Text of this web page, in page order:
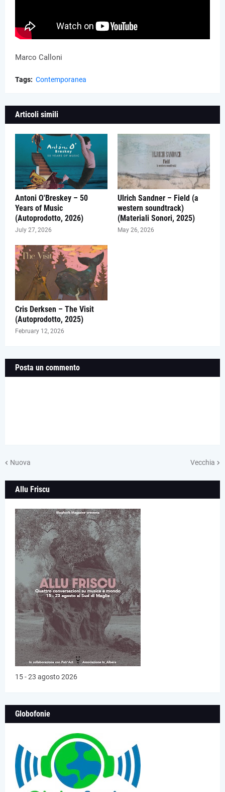
Marco Calloni
Tags: Contemporanea
Articoli simili
Antoni O'Breskey – 50
Years of Music
(Autoprodotto, 2026)
July 27, 2026
Ulrich Sandner – Field (a
western soundtrack)
(Materiali Sonori, 2025)
May 26, 2026
Cris Derksen – The Visit
(Autoprodotto, 2025)
February 12, 2026
Posta un commento
Nuova Vecchia
Allu Friscu
15 - 23 agosto 2026
Globofonie